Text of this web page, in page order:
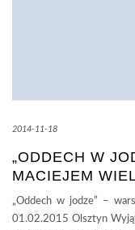
2014-11-18
„ODDECH W
MACIEJEM
„Oddech w jodze” –
01.02.2015 Olsztyn